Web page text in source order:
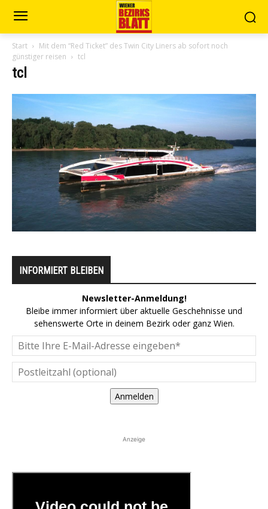
Start
Mit dem “Red Ticket” des Twin City Liners ab sofort noch
günstiger reisen
tcl
tcl
INFORMIERT BLEIBEN
Newsletter-Anmeldung!
Bleibe immer informiert über aktuelle Geschehnisse und
sehenswerte Orte in deinem Bezirk oder ganz Wien.
Anmelden
Anzeige